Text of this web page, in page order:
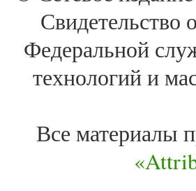
Федеральной
технологий и
Все материалы